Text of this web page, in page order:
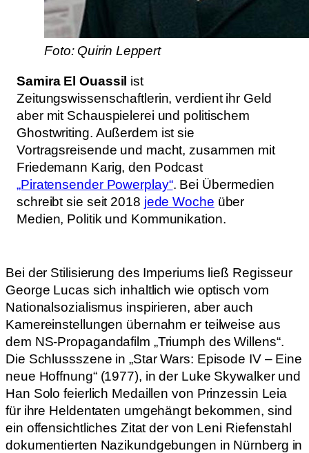
Foto: Quirin Leppert
Samira El Ouassil ist
Zeitungswissenschaftlerin, verdient ihr Geld
aber mit Schauspielerei und politischem
Ghostwriting. Außerdem ist sie
Vortragsreisende und macht, zusammen mit
Friedemann Karig, den Podcast
„Piratensender Powerplay“. Bei Übermedien
schreibt sie seit 2018 jede Woche über
Medien, Politik und Kommunikation.
Bei der Stilisierung des Imperiums ließ Regisseur
George Lucas sich inhaltlich wie optisch vom
Nationalsozialismus inspirieren, aber auch
Kamereinstellungen übernahm er teilweise aus
dem NS-Propagandafilm „Triumph des Willens“.
Die Schlussszene in „Star Wars: Episode IV – Eine
neue Hoffnung“ (1977), in der Luke Skywalker und
Han Solo feierlich Medaillen von Prinzessin Leia
für ihre Heldentaten umgehängt bekommen, sind
ein offensichtliches Zitat der von Leni Riefenstahl
dokumentierten Nazikundgebungen in Nürnberg in